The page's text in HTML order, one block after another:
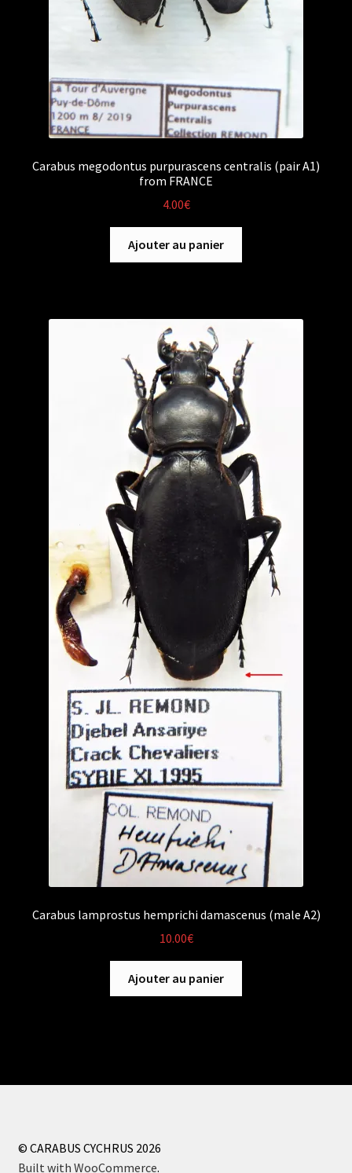
Carabus megodontus purpurascens centralis (pair A1)
from FRANCE
4.00€
Ajouter au panier
Carabus lamprostus hemprichi damascenus (male A2)
10.00€
Ajouter au panier
© CARABUS CYCHRUS 2026
Built with WooCommerce.